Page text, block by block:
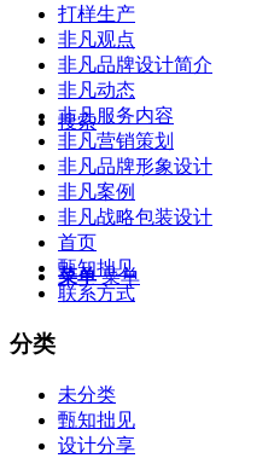
搜索
菜单 菜单
打样生产
非凡观点
非凡品牌设计简介
非凡动态
非凡服务内容
非凡营销策划
非凡品牌形象设计
非凡案例
非凡战略包装设计
首页
甄知拙见
联系方式
分类
未分类
甄知拙见
设计分享